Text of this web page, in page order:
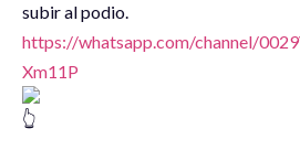
subir al podio.
https://whatsapp.com/channel/
Xm11P